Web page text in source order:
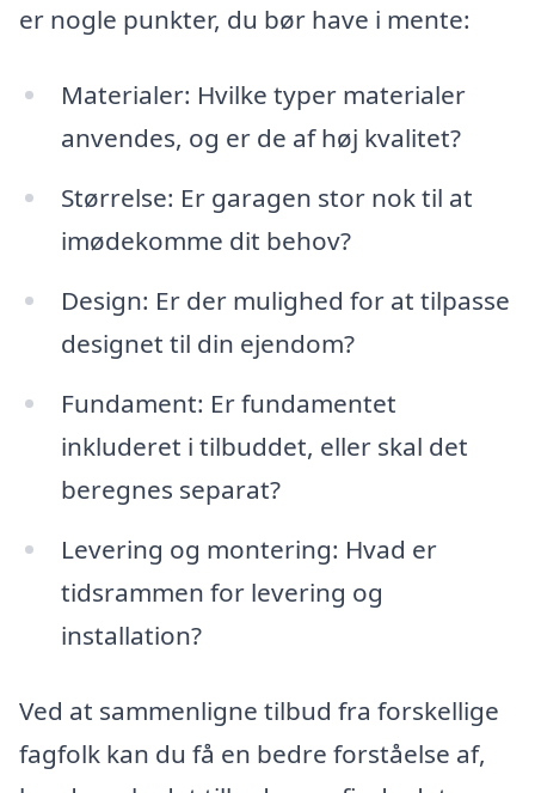
er nogle punkter, du bør have i mente:
Materialer: Hvilke typer materialer
anvendes, og er de af høj kvalitet?
Størrelse: Er garagen stor nok til at
imødekomme dit behov?
Design: Er der mulighed for at tilpasse
designet til din ejendom?
Fundament: Er fundamentet
inkluderet i tilbuddet, eller skal det
beregnes separat?
Levering og montering: Hvad er
tidsrammen for levering og
installation?
Ved at sammenligne tilbud fra forskellige
fagfolk kan du få en bedre forståelse af,